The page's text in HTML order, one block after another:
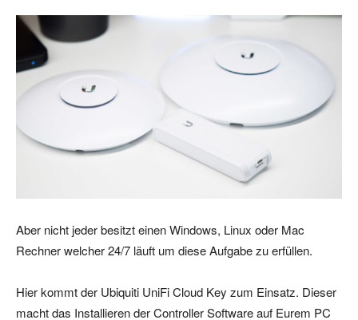
Aber nicht jeder besitzt einen Windows, Linux oder Mac
Rechner welcher 24/7 läuft um diese Aufgabe zu erfüllen.
Hier kommt der Ubiquiti UniFi Cloud Key zum Einsatz. Dieser
macht das Installieren der Controller Software auf Eurem PC